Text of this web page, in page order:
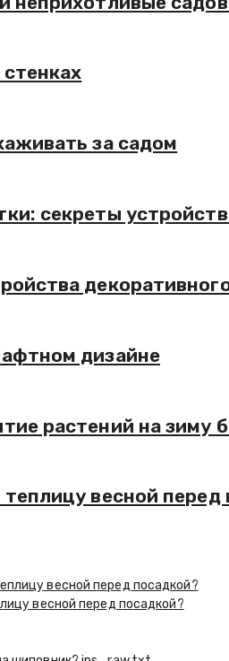
за садом
секреты
дизайне
растений на зиму
весной перед
весной перед посадкой?